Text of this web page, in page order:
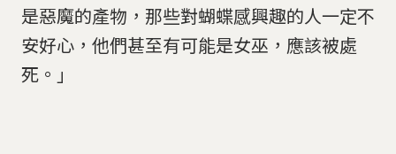
是惡魔的產物，那些對蝴蝶感興趣的人一定不
安好心，他們甚至有可能是女巫，應該被處
死。」